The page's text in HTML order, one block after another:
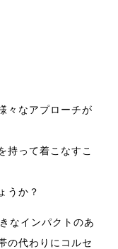
々なアプローチが
持って着こなすこ
うか？
なインパクトのあ
の代わりにコルセ